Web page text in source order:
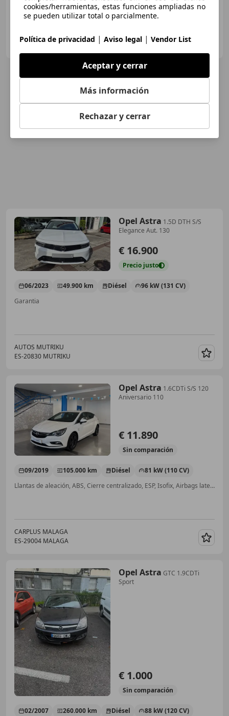
OCASIONPLUS ELGOIBAR
ES-20870 ELGOIBAR
Opel Astra 1.5D DTH S/S
Elegance Aut. 130
€ 16.900
Precio justo
06/2023 49.900 km Diésel
96 kW (131 CV)
Garantia
AUTOS MUTRIKU
ES-20830 MUTRIKU
Opel Astra 1.6CDTi S/S 120
Aniversario 110
€ 11.890
Sin comparación
09/2019 105.000 km Diésel
81 kW (110 CV)
Llantas de aleación, ABS, Cierre centralizado, ESP, Isofix, Airbags laterales, Control de velocidad
CARPLUS MALAGA
ES-29004 MALAGA
Opel Astra GTC 1.9CDTi
Sport
€ 1.000
Sin comparación
02/2007 260.000 km Diésel 88 kW (120 CV)
cookies/herramientas, estas funciones ampliadas no
se pueden utilizar total o parcialmente.
Política de privacidad | Aviso legal | Vendor List
Aceptar y cerrar
Más información
Rechazar y cerrar